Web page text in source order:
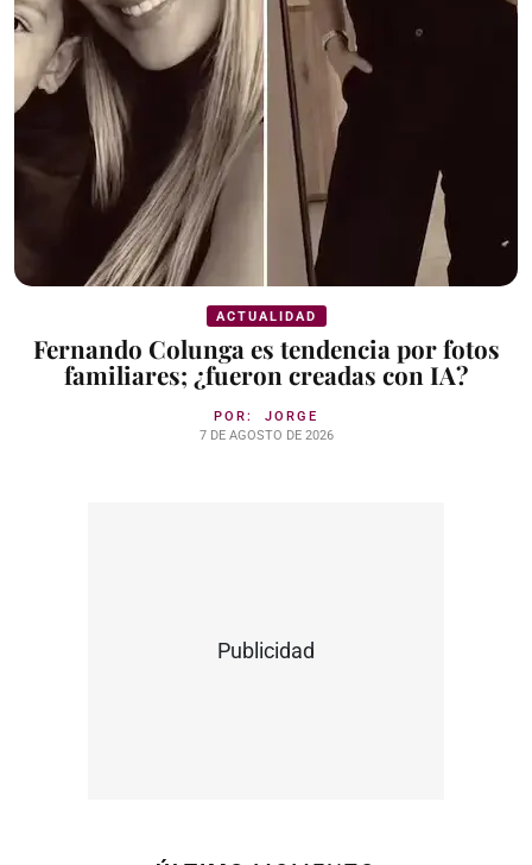
ACTUALIDAD
Fernando Colunga es tendencia por fotos
familiares; ¿fueron creadas con IA?
POR: JORGE
7 DE AGOSTO DE 2026
Publicidad